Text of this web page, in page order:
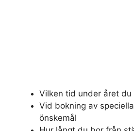
Vilken tid under året du
Vid bokning av
önskemål